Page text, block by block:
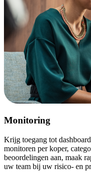
Monitoring
Krijg toegang tot
monitoren per koper,
beoordelingen aan, maak
uw team bij uw risico- en